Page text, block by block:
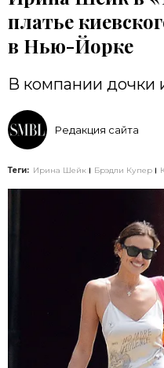
платье
в Нью-Йорке
В компании дочки
Редакция сайта
Теги: Ирина Шейк Брэдли Купер